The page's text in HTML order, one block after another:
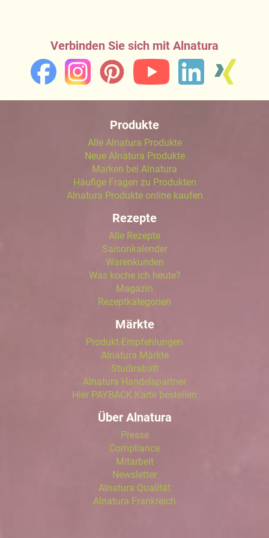
Verbinden Sie sich mit Alnatura
Produkte
Alle Alnatura Produkte
Neue Alnatura Produkte
Marken bei Alnatura
Häufige Fragen zu Produkten
Alnatura Produkte online kaufen
Rezepte
Alle Rezepte
Saisonkalender
Warenkunden
Was koche ich heute?
Magazin
Rezeptkategorien
Märkte
Produkt-Empfehlungen
Alnatura Märkte
Studirabatt
Alnatura Handelspartner
Hier PAYBACK Karte bestellen
Über Alnatura
Presse
Compliance
Mitarbeit
Newsletter
Alnatura Qualität
Alnatura Frankreich